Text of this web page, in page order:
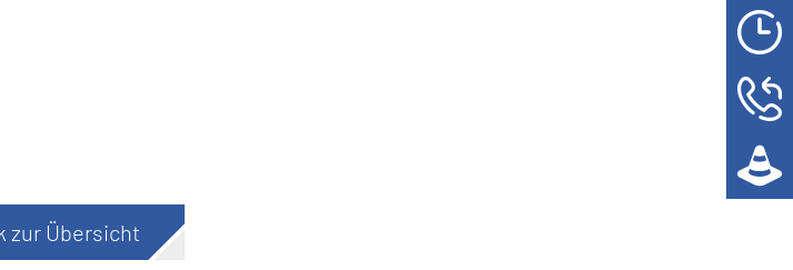
zur Übersicht